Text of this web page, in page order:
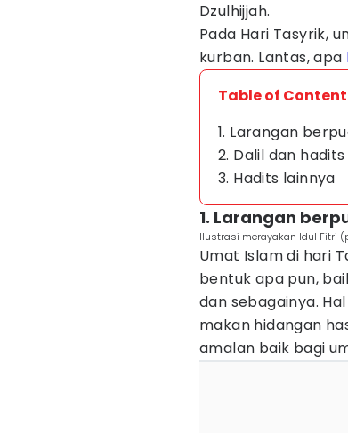
Dzulhijjah.
Pada Hari Tasyrik,
kurban. Lantas, apa
Table of Content
1. Larangan
2. Dalil dan
3. Hadits lainnya
1. Larangan
Ilustrasi merayakan Idul Fitri
Umat Islam di hari
bentuk apa pun,
dan sebagainya.
makan hidangan
amalan baik bagi